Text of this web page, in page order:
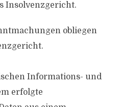
Insolvenzgericht.
obliegen
Informations- und
erfolgte